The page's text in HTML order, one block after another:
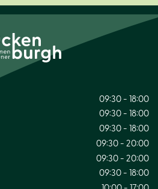
09:30 - 18:00
09:30 - 18:00
09:30 - 18:00
09:30 - 20:00
09:30 - 20:00
09:30 - 18:00